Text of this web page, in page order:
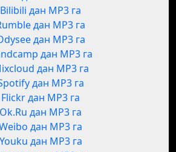
Bilibili дан MP3 га
дан MP3 га
дан MP3 га
дан MP3 га
дан MP3 га
дан MP3 га
Flickr дан MP3 га
Ok.Ru дан MP3 га
дан MP3 га
Youku дан MP3 га